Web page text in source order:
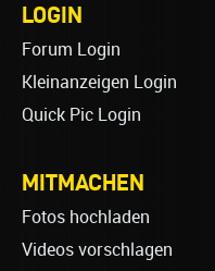
LOGIN
Forum Login
Kleinanzeigen Login
Quick Pic Login
MITMACHEN
Fotos hochladen
Videos vorschlagen